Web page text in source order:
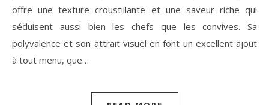
offre une texture croustillante et une saveur riche qui
séduisent aussi bien les chefs que les convives. Sa
polyvalence et son attrait visuel en font un excellent ajout
à tout menu, que…